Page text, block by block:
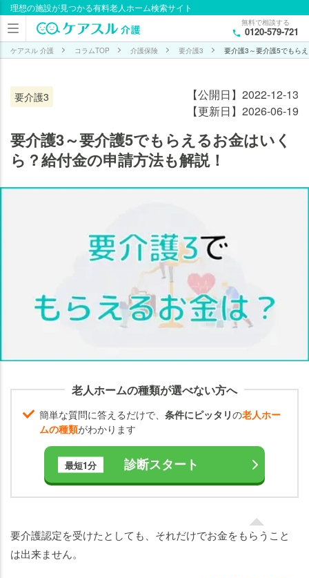
理想の施設が見つかる有料老人ホーム検索サイト
無料で相談する
0120-579-721
ケアスル 介護 コラムTOP 介護保険 要介護3 要介護3～要介護5でもら
要介護3
【公開日】2022-12-13
【更新日】2026-06-19
要介護3～要介護5でもらえるお金はいく
ら？給付金の申請方法も解説！
老人ホームの種類が選べない方へ
簡単な質問に答えるだけで、 条件にピッタリの老人ホー
ムの種類がわかります
最短1分 診断スタート
要介護認定を受けたとしても、それだけでお金をもらうこと
は出来ません。
目次
要介
護3
介護
5で
える
お金
はい
く
5で
もら
の種
は？
要
介
護
～
護
5